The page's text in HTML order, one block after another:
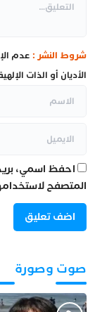
شروط النشر : عدم
الأديان أو الذات
احفظ اسمي،
المتصفح
صوت وصورة